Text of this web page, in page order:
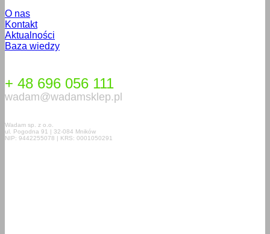
O nas
Kontakt
Aktualności
Baza wiedzy
+ 48 696 056 111
wadam@wadamsklep.pl
Wadam sp. z o.o.
ul. Pogodna 91 | 32-084 Mników
NIP: 9442255078 | KRS: 0001050291